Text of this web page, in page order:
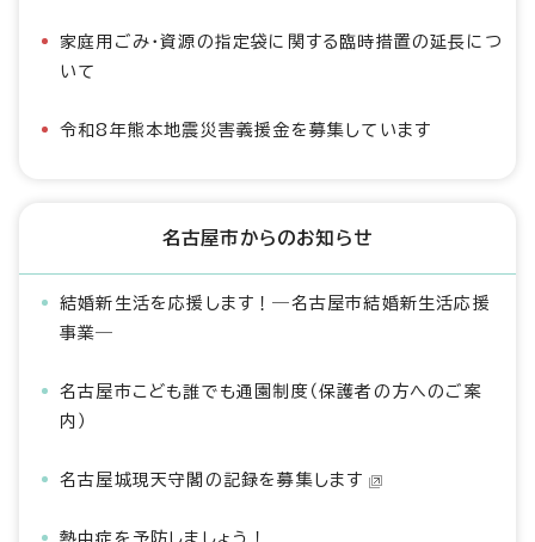
家庭用ごみ・資源の指定袋に関する臨時措置の延長につ
いて
令和8年熊本地震災害義援金を募集しています
名古屋市からのお知らせ
結婚新生活を応援します！―名古屋市結婚新生活応援
事業―
名古屋市こども誰でも通園制度（保護者の方へのご案
内）
名古屋城現天守閣の記録を募集します
熱中症を予防しましょう！